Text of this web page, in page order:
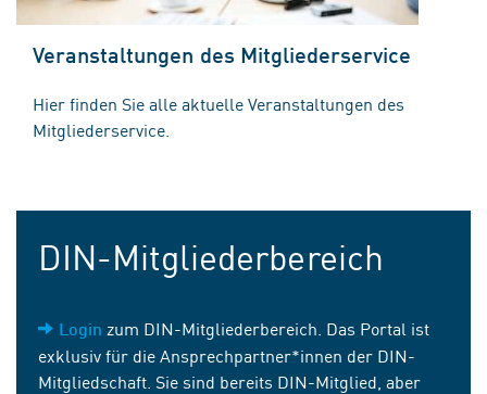
Veranstaltungen des Mitgliederservice
Hier finden Sie alle aktuelle Veranstaltungen des
Mitgliederservice.
DIN-Mitgliederbereich
Login zum DIN-Mitgliederbereich. Das Portal ist
exklusiv für die Ansprechpartner*innen der DIN-
Mitgliedschaft. Sie sind bereits DIN-Mitglied, aber